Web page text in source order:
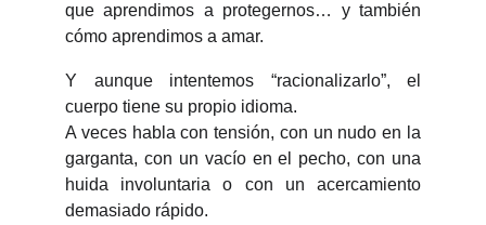
que aprendimos a protegernos… y también
cómo aprendimos a amar.
Y aunque intentemos “racionalizarlo”, el
cuerpo tiene su propio idioma.
A veces habla con tensión, con un nudo en la
garganta, con un vacío en el pecho, con una
huida involuntaria o con un acercamiento
demasiado rápido.